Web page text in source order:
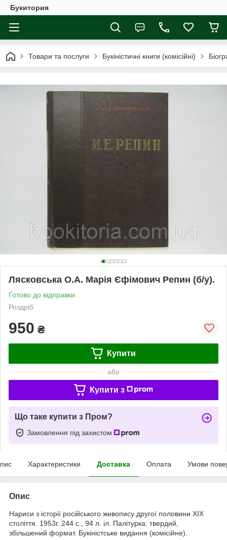
Букитория
Товари та послуги Букіністичні книги (комісійні)
Лясковська О.А. Марія Єфімович Репин (б/у).
Готово до відправки
Роздріб
950 ₴
Купити
або
Купити з
Що таке купити з Пром?
Замовлення під захистом
Характеристики Доставка Оплата Умови
Опис
Нариси з історії російського живопису другої половини XIX
століття. 1953г. 244 с., 94 л. іл. Палітурка: твердий,
збільшений формат. Букіністське видання (комісійне).